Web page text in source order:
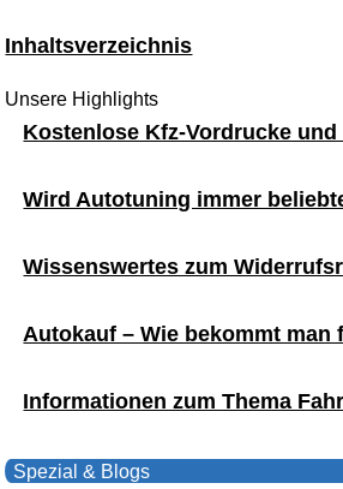
Inhaltsverzeichnis
Unsere Highlights
Kostenlose Kfz-Vordrucke und
Wird Autotuning immer
Wissenswertes zum
Autokauf – Wie bekommt man
Informationen zum Thema
Spezial & Blogs